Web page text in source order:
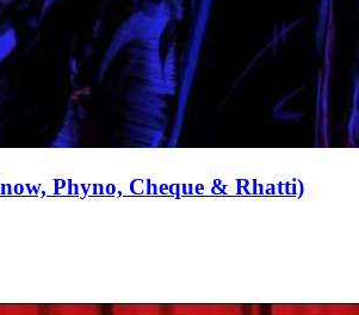
Phyno, Cheque & Rhatti)